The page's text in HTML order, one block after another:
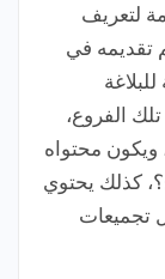
لتعريف
تقديمه في
الفروع،
ويكون محتواه
كذلك يحتوي
تجميعات